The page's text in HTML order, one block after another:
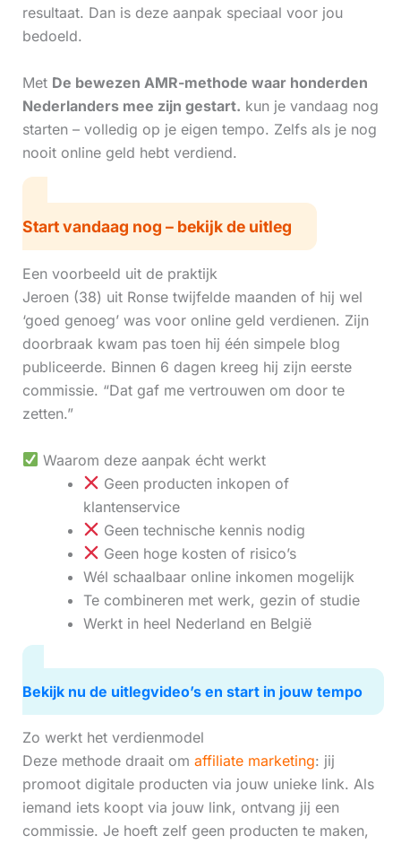
resultaat. Dan is deze aanpak speciaal voor jou
bedoeld.
Met De bewezen AMR-methode waar honderden
Nederlanders mee zijn gestart. kun je vandaag nog
starten – volledig op je eigen tempo. Zelfs als je nog
nooit online geld hebt verdiend.
Start vandaag nog – bekijk de uitleg
Een voorbeeld uit de praktijk
Jeroen (38) uit Ronse twijfelde maanden of hij wel
‘goed genoeg’ was voor online geld verdienen. Zijn
doorbraak kwam pas toen hij één simpele blog
publiceerde. Binnen 6 dagen kreeg hij zijn eerste
commissie. “Dat gaf me vertrouwen om door te
zetten.”
Waarom deze aanpak écht werkt
Geen producten inkopen of
klantenservice
Geen technische kennis nodig
Geen hoge kosten of risico’s
Wél schaalbaar online inkomen mogelijk
Te combineren met werk, gezin of studie
Werkt in heel Nederland en België
Bekijk nu de uitlegvideo’s en start in jouw tempo
Zo werkt het verdienmodel
Deze methode draait om affiliate marketing: jij
promoot digitale producten via jouw unieke link. Als
iemand iets koopt via jouw link, ontvang jij een
commissie. Je hoeft zelf geen producten te maken,